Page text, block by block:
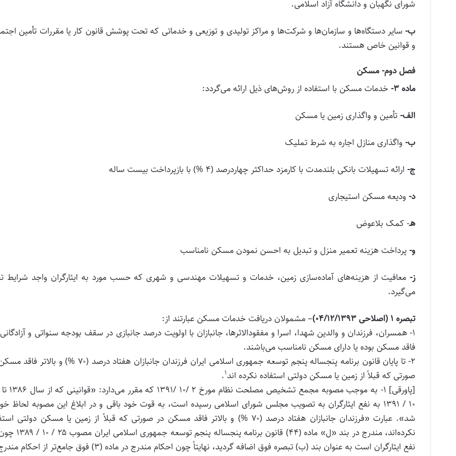
شورای نگهبان و دانشگاه آزاد اسلامی.
ب‌- سایر دستگاه‌ها و سازمان‌‌‌ها و شرکت‌ها و مراکز تولیدی و توزیعی و خدماتی که تحت پوشش قانون کار یا مقررات تأمین
و قوانین خاص هستند.
فصل دوم‌-مسکن
ماده ۳‌-خدمات مسکن با استفاده از روش‌های ذیل ارائه می‌گردد:
الف‌-تأمین و واگذاری زمین یا مسکن
ب‌- واگذاری منازل اجاره به شرط تملیک
ج‌- ارائه تسهیلات بانکی بلندمدت با کارمزد حداکثر چهاردرصد (۴ %) با بازپرداخت بیست ساله
د‌- ودیعه مسکن استیجاری
‌هـ‌- کمک بلاعوض
و‌-پرداخت هزینه تعمیر منزل و تبدیل به احسن نمودن مسکن نامناسب
ز‌- معافیت از هزینه‌‌‌های آماده‌سازی زمین، خدمات و تسهیلات مهندسی و شهری که حسب مورد به ایثارگران واجد شرایط
می‌گیرد.
تبصره ۱ (اصلاحی ۰۴/۱۲/۱۳۹۳)– مشمولان دریافت خدمات مسکن عبارتند از:
۱- همسران، فرزندان و والدین شهدا، اسرا و مفقودالاثرها، جانبازان با اولویت درصد جانبازی در سقف بودجه سنواتی و
فاقد مسکن بوده یا دارای مسکن نامناسب می‌باشند.
۲- تا پایان قانون برنامه پنجساله پنجم توسعه جمهوری اسلامی ایران فرزندان جانبازان هفتاد درصد (۷۰ %) و
صورتی که قبلاً از زمین یا مسکن دولتی استفاده نکرده‌ اند۱.
۱۰ / ۱۳۹۱ به نفع ایثارگران به تصویب مجلس شورای اسلامی رسیده است، به قوت خود باقی و در ابلاغ این مصوبه لحاظ
شد». عبارت «فرزندان جانبازان هفتاد درصد (۷۰ %) و بالاتر فاقد مسکن در صورتی که قبلاً از زمین یا مسکن دولتی
نکرده‌اند، مندرج در بند «ل» ماده (۴۴) قانون برنامه
نفع ایثارگران است به عنوان بند (ب) تبصره فوق اضافه گردید، نهایتاً چون احکام مندرج در ماده (۳) فوق جامع‌‌تر